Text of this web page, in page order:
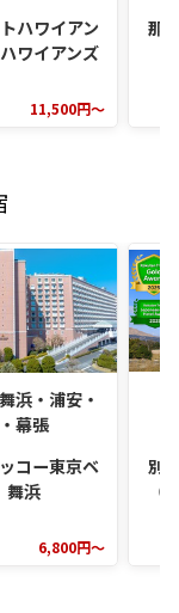
ハワイアン
ワイアンズ
11,500円～
那
浜・浦安・
幕張
コー東京ベ
浜
6,800円～
別
（